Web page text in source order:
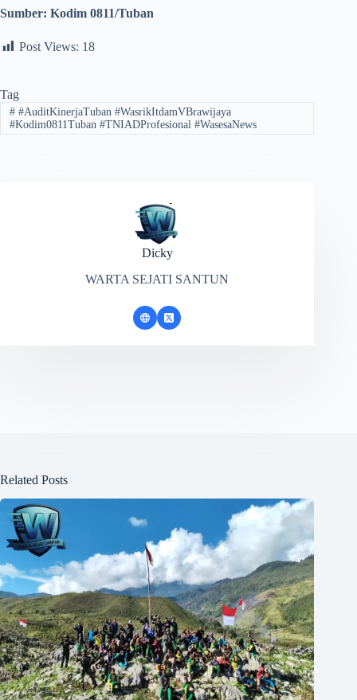
Sumber: Kodim 0811/Tuban
Post Views: 18
Tag
##AuditKinerjaTuban #WasrikItdamVBrawijaya
#Kodim0811Tuban #TNIADProfesional #WasesaNews
Dicky
WARTA SEJATI SANTUN
Related Posts